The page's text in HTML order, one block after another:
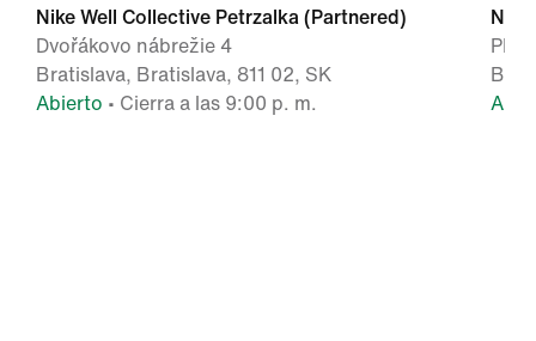
Nike Well Collective Petrzalka (Partnered)
Dvořákovo nábrežie 4
Bratislava, Bratislava, 811 02, SK
Abierto • Cierra a las 9:00 p. m.